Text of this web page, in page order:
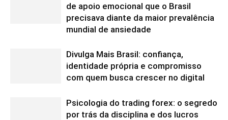
de apoio emocional que o Brasil
precisava diante da maior prevalência
mundial de ansiedade
Divulga Mais Brasil: confiança,
identidade própria e compromisso
com quem busca crescer no digital
Psicologia do trading forex: o segredo
por trás da disciplina e dos lucros